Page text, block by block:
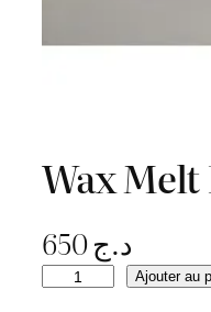
Wax Melt
د.ج650
Ajouter au